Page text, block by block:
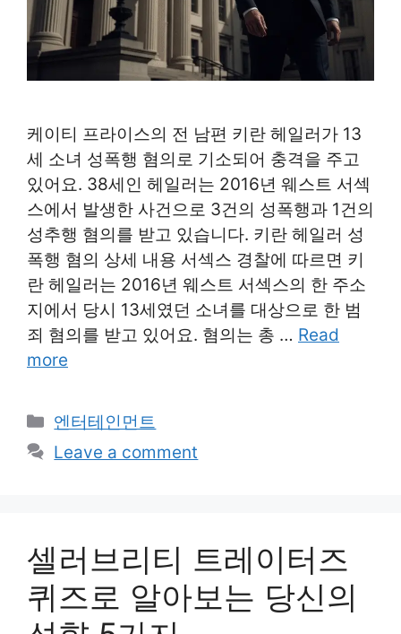
케이티 프라이스의 전 남편 키란 헤일러가 13
세 소녀 성폭행 혐의로 기소되어 충격을 주고
있어요. 38세인 헤일러는 2016년 웨스트 서섹
스에서 발생한 사건으로 3건의 성폭행과 1건의
성추행 혐의를 받고 있습니다. 키란 헤일러 성
폭행 혐의 상세 내용 서섹스 경찰에 따르면 키
란 헤일러는 2016년 웨스트 서섹스의 한 주소
지에서 당시 13세였던 소녀를 대상으로 한 범
죄 혐의를 받고 있어요. 혐의는 총 … Read
more
Categories
엔터테인먼트
Leave a comment
셀러브리티 트레이터즈
퀴즈로 알아보는 당신의